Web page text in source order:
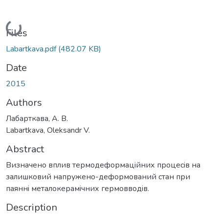
Loading...
Files
Labartkava.pdf(482.07 KB)
Date
2015
Authors
Лабарткава, А. В.
Labartkava, Oleksandr V.
Abstract
Визначено вплив термодеформацiйних процесiв на
залишковий напружено-деформований стан при
паяннi металокерамiчних гермовводiв.
Description